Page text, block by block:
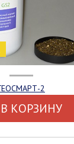
ГЕОСМАРТ-2
В КОРЗИНУ